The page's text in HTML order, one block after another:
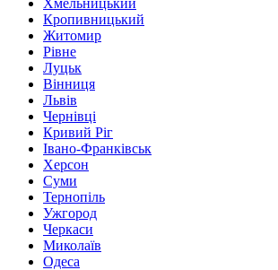
Хмельницький
Кропивницький
Житомир
Рівне
Луцьк
Вінниця
Львів
Чернівці
Кривий Ріг
Івано-Франківськ
Херсон
Суми
Тернопіль
Ужгород
Черкаси
Миколаїв
Одеса